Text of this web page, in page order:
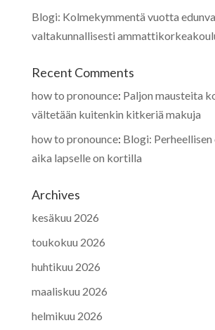
Blogi: Kolmekymmentä vuotta
valtakunnallisesti
Recent Comments
how to pronounce: Paljon mausteita
vältetään kuitenkin kitkeriä makuja
how to pronounce: Blogi:
aika lapselle on kortilla
Archives
kesäkuu 2026
toukokuu 2026
huhtikuu 2026
maaliskuu 2026
helmikuu 2026